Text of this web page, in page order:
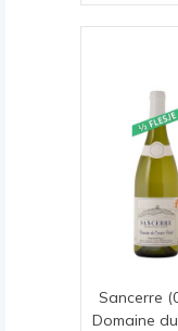
Sancerre